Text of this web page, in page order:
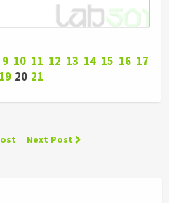
9 10 11 12 13 14 15 16 17
19 20 21
Next Post